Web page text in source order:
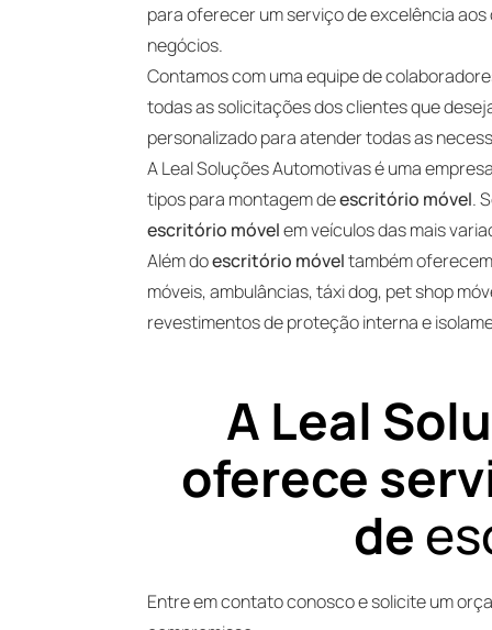
para oferecer um serviço de excelência
negócios.
Contamos com uma equipe de
todas as solicitações dos clientes que
personalizado para atender todas as
A Leal Soluções Automotivas é uma
tipos para montagem deescritório móvel.
escritório móvelem veículos das mais
Além doescritório móveltambém
móveis, ambulâncias, táxi dog, pet shop
revestimentos de proteção interna e
A Leal
oferece
de
Entre em contato conosco e solicite um